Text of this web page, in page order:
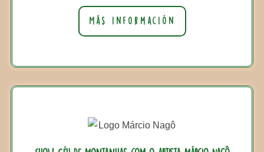
Más información